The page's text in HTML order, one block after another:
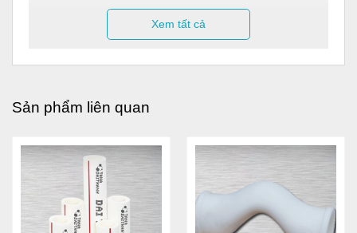
- Không bị đóng cặn, oxy hóa hoặc rò rỉ. Chịu được lực
tác động mạnh, áp suất lớn và tuổi thọ cao.
- Dẫn nước sạch, không gây độc hại, đảm bảo vệ sinh an
Ống và phụ kiện PPR Đại Thành thích hợp cho các
- Các hệ thống ống dẫn và phân phối nước nóng và nước
lạnh dùng trong các mục đích như: nước uống, nước sinh
hoạt, nước công nghiệp và nước tưới tiêu trong nông
Xem tất cả
Sản phẩm liên quan